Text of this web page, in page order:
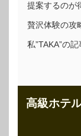
提案するのが
贅沢体験の攻
私”TAKA”の
高級ホテ